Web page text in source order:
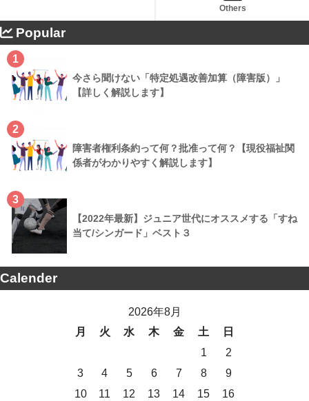
Others
Popular
1
今さら聞けない「特定処遇改善加算（障害版）」
【詳しく解説します】
2
障害者権利条約って何？批准って何？【現役福祉関
係者がわかりやすく解説します】
3
【2022年最新】ジュニア世代にオススメする「すね
当て/シンガード」ベスト３
Calender
2026年8月
月
火 水 木 金 土
日
1
2
3
4 5 6 7 8
9
10
11 12 13 14 15
16